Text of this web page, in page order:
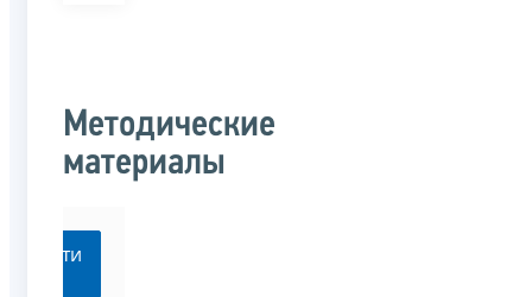
Методические
материалы
Перейти